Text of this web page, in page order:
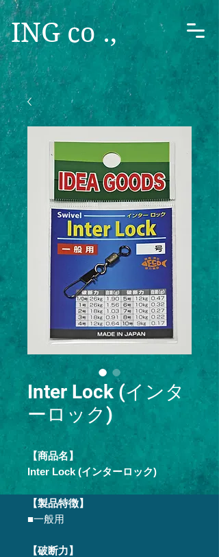
ING co .,
Inter Lock (インタ
ーロック)
【商品名】
Inter Lock (インターロック)
【製品特徴】
■一般用
【破断力】